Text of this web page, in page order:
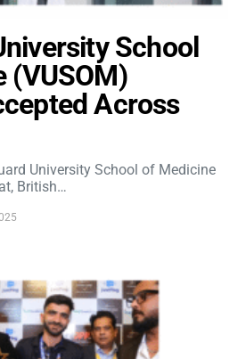
School
(VUSOM)
Across
University School of Medicine
British…